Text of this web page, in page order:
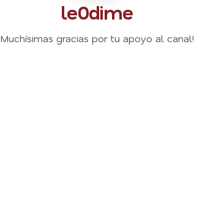
le0dime
Muchísimas gracias por tu apoyo al canal!